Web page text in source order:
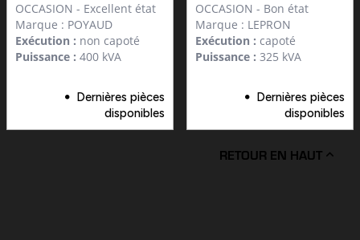
OCCASION - Excellent état
Marque : POYAUD
Exécution : non capoté
Puissance : 400 kVA
Dernières pièces
disponibles
OCCASION - Bon état
Marque : LEPRON
Exécution : capoté
Puissance : 325 kVA
Dernières pièces
disponibles
RETOUR EN HAUT 